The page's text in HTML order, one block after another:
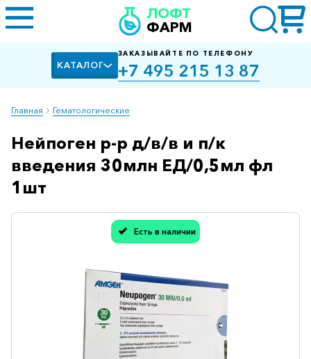
ЛОФТ
ФАРМ
КАТАЛОГ
ЗАКАЗЫВАЙТЕ ПО ТЕЛЕФОНУ
+7 495 215 13 87
Главная Гематологические
Алкоголизм,
Альцгеймера
болезнь
Антибактериальные
Биологически
Ветеринарные
Витаминные
Нейпоген р-р д/в/в и п/к
введения 30млн ЕД/0,5мл фл
1шт
Есть в наличии
Спасибо, мы учли Вашу оценку!